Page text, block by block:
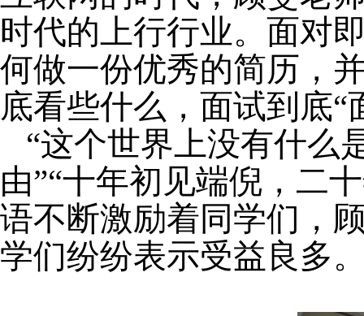
时代的上行行业。面对
何做一份优秀的简历，
底看些什么，面试到底“
“这个世界上没有什么
由”“十年初见端倪，二
语不断激励着同学们，
学们纷纷表示受益良多